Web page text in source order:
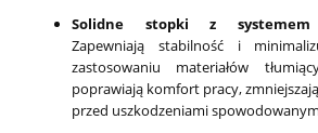
Solidne stopki z systemem
Zapewniają stabilność i
zastosowaniu materiałów
poprawiają komfort pracy,
przed uszkodzeniami